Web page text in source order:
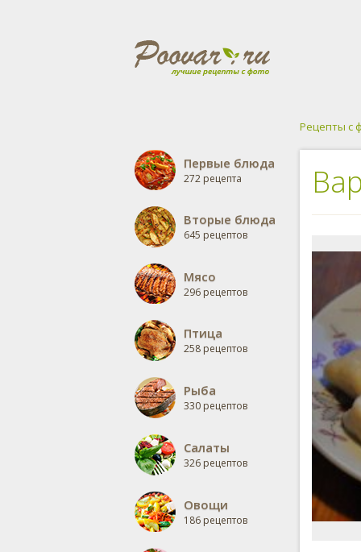
Первые блюда
272 рецепта
Вторые блюда
645 рецептов
Мясо
296 рецептов
Птица
258 рецептов
Рыба
330 рецептов
Салаты
326 рецептов
Овощи
186 рецептов
Рецепты с